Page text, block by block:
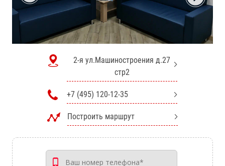
2-я ул.Машиностроения д.27
стр2
+7 (495) 120-12-35
Построить маршрут